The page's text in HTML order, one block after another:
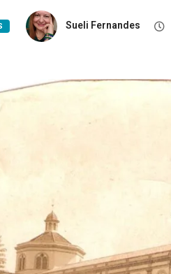
Sueli Fernandes